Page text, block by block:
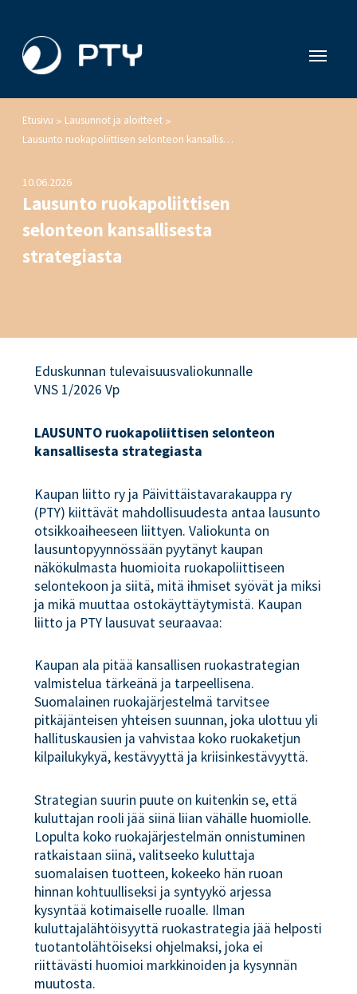
Etusivu > Lausunnot ja aloitteet >
Lausunto ruokapoliittisen selonteon kansallisesta strategiasta
10.06.2026
Lausunto ruokapoliittisen
selonteon kansallisesta
strategiasta
Eduskunnan tulevaisuusvaliokunnalle
VNS 1/2026 Vp
LAUSUNTO ruokapoliittisen selonteon
kansallisesta strategiasta
Kaupan liitto ry ja Päivittäistavarakauppa ry
(PTY) kiittävät mahdollisuudesta antaa lausunto
otsikkoaiheeseen liittyen. Valiokunta on
lausuntopyynnössään pyytänyt kaupan
näkökulmasta huomioita ruokapoliittiseen
selontekoon ja siitä, mitä ihmiset syövät ja miksi
ja mikä muuttaa ostokäyttäytymistä. Kaupan
liitto ja PTY lausuvat seuraavaa:
Kaupan ala pitää kansallisen ruokastrategian
valmistelua tärkeänä ja tarpeellisena.
Suomalainen ruokajärjestelmä tarvitsee
pitkäjänteisen yhteisen suunnan, joka ulottuu yli
hallituskausien ja vahvistaa koko ruokaketjun
kilpailukykyä, kestävyyttä ja kriisinkestävyyttä.
Strategian suurin puute on kuitenkin se, että
kuluttajan rooli jää siinä liian vähälle huomiolle.
Lopulta koko ruokajärjestelmän onnistuminen
ratkaistaan siinä, valitseeko kuluttaja
suomalaisen tuotteen, kokeeko hän ruoan
hinnan kohtuulliseksi ja syntyykö arjessa
kysyntää kotimaiselle ruoalle. Ilman
kuluttajalähtöisyyttä ruokastrategia jää helposti
tuotantolähtöiseksi ohjelmaksi, joka ei
riittävästi huomioi markkinoiden ja kysynnän
muutosta.